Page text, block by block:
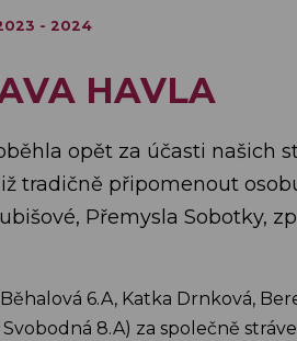
- 2024
HAVLA
opět za účasti našich
tradičně připomenout
Přemysla Sobotky,
6.A, Katka Drnková,
8.A) za společně